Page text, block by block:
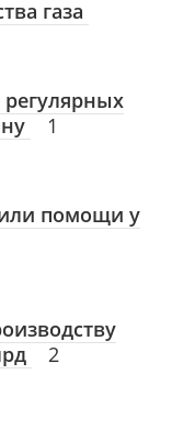
газа
регулярных
1
помощи у
2